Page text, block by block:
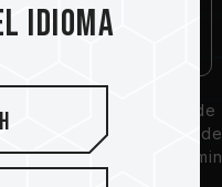
por
Solución de
disipación de
calor de
idioma